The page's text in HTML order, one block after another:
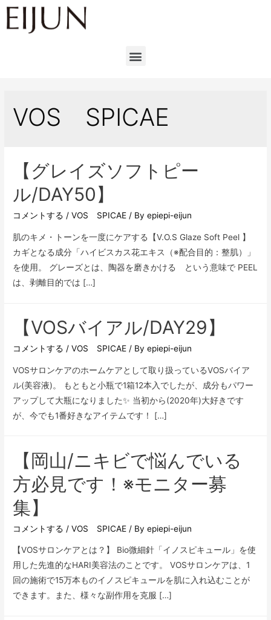
VOS SPICAE
【グレイズソフトピー
ル/DAY50】
コメントする /VOS SPICAE / Byepiepi-eijun
肌のキメ・トーンを一度にケアする【V.O.S Glaze Soft Peel 】
カギとなる成分「ハイビスカス花エキス（※配合目的：整肌）」
を使用。 グレーズとは、陶器を磨きかける という意味で PEEL
は、剥離目的では […]
【VOSバイアル/DAY29】
コメントする /VOS SPICAE / Byepiepi-eijun
VOSサロンケアのホームケアとして取り扱っているVOSバイア
ル(美容液)。 もともと小瓶で1箱12本入でしたが、成分もパワー
アップして大瓶になりました✨ 当初から(2020年)大好きです
が、今でも1番好きなアイテムです！ […]
【岡山/ニキビで悩んでいる
方必見です！※モニター募
集】
コメントする /VOS SPICAE / Byepiepi-eijun
【VOSサロンケアとは？】 Bio微細針「イノスピキュール」を使
用した先進的なHARI美容法のことです。 VOSサロンケアは、1
回の施術で15万本ものイノスピキュールを肌に入れ込むことが
できます。また、様々な副作用を克服 […]